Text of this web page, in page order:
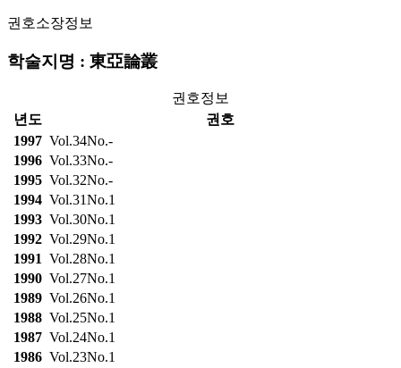
권호소장정보
학술지명 : 東亞論叢
권호정보
년도
권호
1997 Vol.34No.-
1996 Vol.33No.-
1995 Vol.32No.-
1994 Vol.31No.1
1993 Vol.30No.1
1992 Vol.29No.1
1991 Vol.28No.1
1990 Vol.27No.1
1989 Vol.26No.1
1988 Vol.25No.1
1987 Vol.24No.1
1986 Vol.23No.1